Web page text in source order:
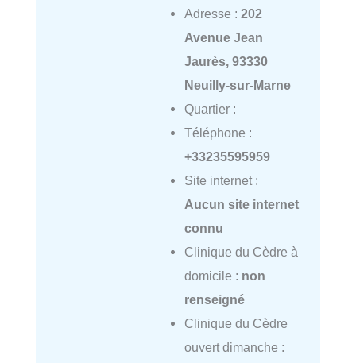
Adresse : 202
Avenue Jean
Jaurès, 93330
Neuilly-sur-Marne
Quartier :
Téléphone :
+33235595959
Site internet :
Aucun site internet
connu
Clinique du Cèdre à
domicile : non
renseigné
Clinique du Cèdre
ouvert dimanche :